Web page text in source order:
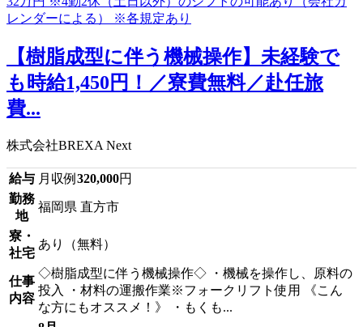
【樹脂成型に伴う機械操作】未経験で
も時給1,450円！／寮費無料／赴任旅
費...
株式会社BREXA Next
給与 月収例 320,000円
勤務
地
福岡県 直方市
寮・
社宅
あり（無料）
仕事
内容
◇樹脂成型に伴う機械操作◇ ・機械を操作し、原料の
投入 ・材料の運搬作業※フォークリフト使用 《こん
な方にもオススメ！》 ・もくも...